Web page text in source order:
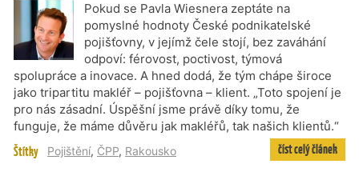
Pokud se Pavla Wiesnera zeptáte na
pomyslné hodnoty České podnikatelské
pojišťovny, v jejímž čele stojí, bez zaváhání
odpoví: férovost, poctivost, týmová
spolupráce a inovace. A hned dodá, že tým chápe široce
jako tripartitu makléř – pojišťovna – klient. „Toto spojení je
pro nás zásadní. Úspěšní jsme právě díky tomu, že
funguje, že máme důvěru jak makléřů, tak našich klientů.“
Štítky Pojištění, ČPP, Rakousko číst celý článek